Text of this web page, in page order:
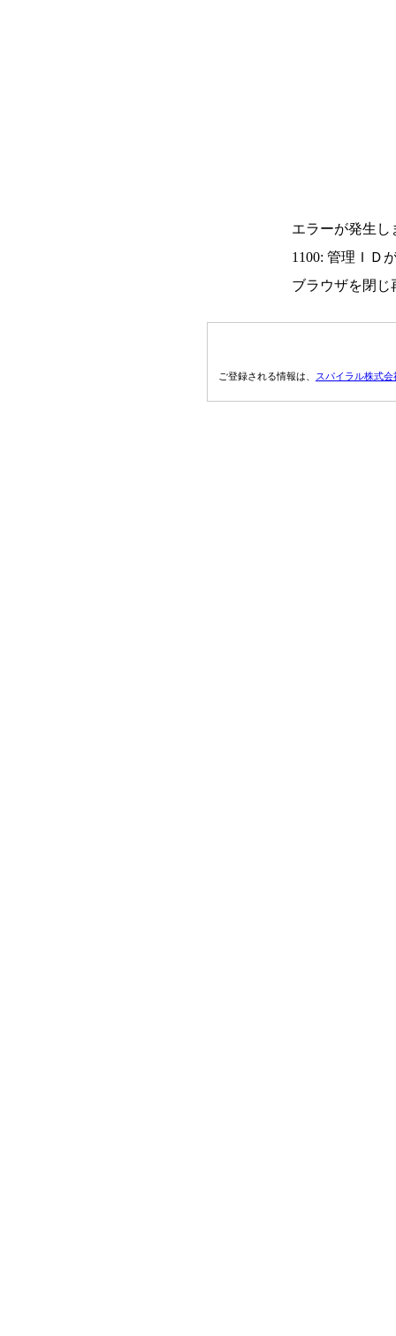
エラーが発生し
1100: 管理ＩＤ
ブラウザを閉じ
ご登録される情報は、 スパイラル株式会